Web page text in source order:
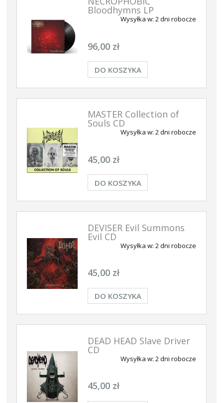
Bloodhymns LP
Wysyłka w: 2 dni robocze
96,00 zł
DO KOSZYKA
MASTER Collection of
Souls CD
Wysyłka w: 2 dni robocze
45,00 zł
DO KOSZYKA
DEVISER Evil Summons
Evil CD
Wysyłka w: 2 dni robocze
45,00 zł
DO KOSZYKA
DEAD HEAD Slave Driver
CD
Wysyłka w: 2 dni robocze
45,00 zł